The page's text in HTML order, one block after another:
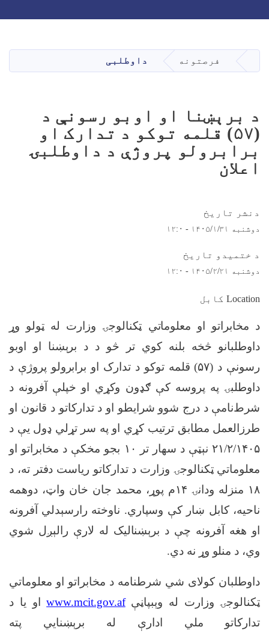
main
content
کورپاڼه
فرصتونه داوطلبی
د برېښنا او اوبو رسونې د
(۵۷) قلمه توکو د تدارک او
برابرولو پروژې د داوطلبۍ
اعلان
دنشر تاریخ
دوشنبه ۱۴۰۵/۱/۳۱ - ۱۲:۰
د ختمیدو تاریخ
دوشنبه ۱۴۰۵/۲/۲۱ - ۱۲:۰
Location کابل
د مخابراتو او معلوماتي ټکنالوجۍ وزارت له ټولو وړ
داوطلبانو څخه بلنه کوي تر څو د د برېښنا او اوبو
رسونې د (۵۷)
قلمه توکو د تدارک او برابرولو پروژې د
داوطلبۍ په پروسه کې ګډون وکړي او خپلې آفرونه د
شرط‌نامې د درج شوو شرایطو او د تدارکاتو د قانون او
طرزالعمل مطابق ترتیب کړي او په سر تړلي ډول یې د
۲۱/۲/۱۴۰۵ نېټې د سهار تر ۱۰ بجو مخکې د مخابراتو او
معلوماتي ټکنالوجۍ وزارت د تدارکاتو ریاست دفتر ته،د
۱۸ منزله ودانۍ ۱۴م پوړ، محمد جان خان واټ، دوهمه
ناحیه، کابل ښار کې وسپاري. ناوخته رارسېدلي آفرونه
او هغه آفرونه چې د برېښنالیک له لارې رالېږل شوي
وي، د منلو وړ نه دي.
داوطلبان کولای شي شرطنامه د مخابراتو او معلوماتي
ټکنالوجۍ وزارت له وېبپاڼېwww.mcit.gov.af
او یا د
تدارکاتو ملي ادارې له برېښنايي پته